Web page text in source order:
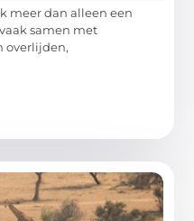
meer dan alleen een
samen met
overlijden,